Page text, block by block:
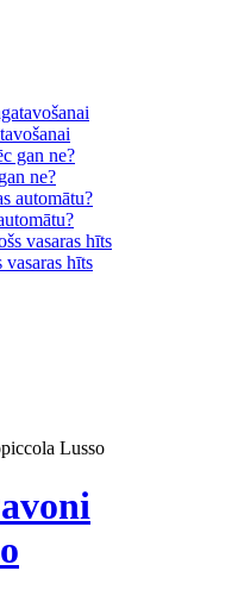
ne?
vasaras hīts